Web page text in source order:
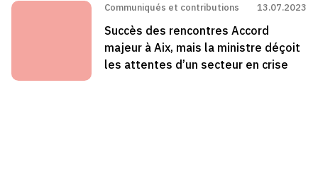
Communiqués et contributions 13.07.2023
Succès des rencontres Accord
majeur à Aix, mais la ministre déçoit
les attentes d’un secteur en crise